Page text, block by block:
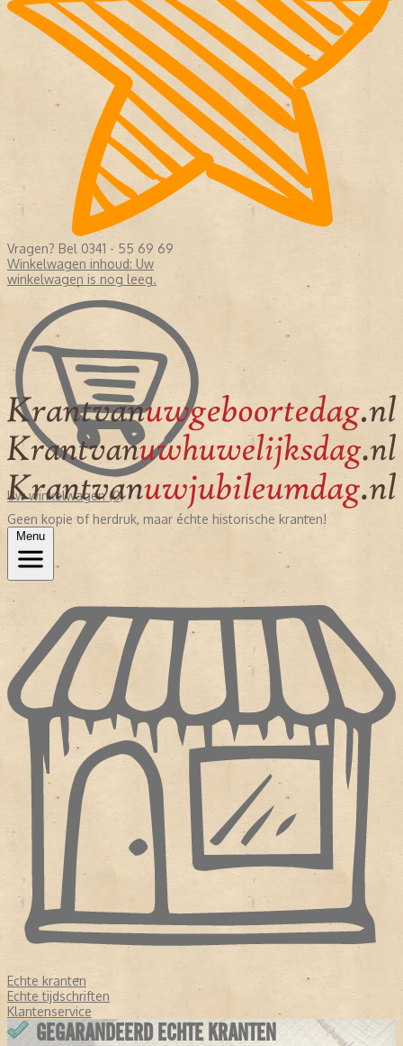
Vragen? Bel 0341 - 55 69 69
Winkelwagen inhoud: Uw
winkelwagen is nog leeg.
Uw winkelwagen (0)
Geen kopie of herdruk, maar échte historische kranten!
Menu
Echte kranten
Echte tijdschriften
Klantenservice
GEGARANDEERD ECHTE KRANTEN